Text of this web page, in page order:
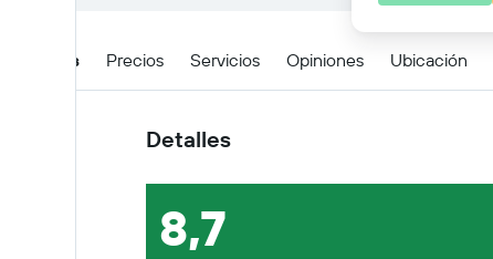
Detalles Precios Servicios Opiniones Ubicación
Detalles
8,7